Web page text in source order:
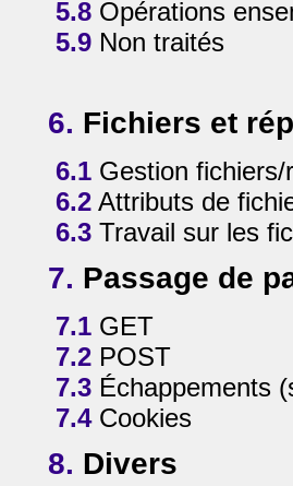
5.8 Opérations
5.9 Non traités
6. Fichiers et
6.1 Gestion
6.2 Attributs de
6.3 Travail sur les
7. Passage de
7.1 GET
7.2 POST
7.3 Échappements
7.4Cookies
8. Divers